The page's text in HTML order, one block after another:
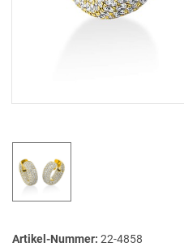
Artikel-Nummer: 22-4858